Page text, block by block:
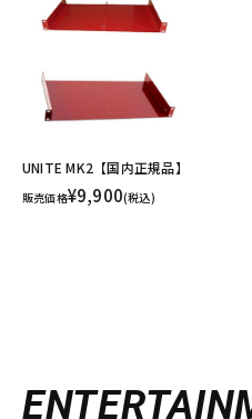
UNITE MK2【国内正規品】
販売価格¥9,900(税込)